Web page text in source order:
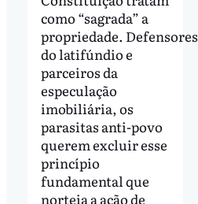
como “sagrada” a
propriedade. Defensores
do latifúndio e
parceiros da
especulação
imobiliária, os
parasitas anti-povo
querem excluir esse
princípio
fundamental que
norteia a ação de